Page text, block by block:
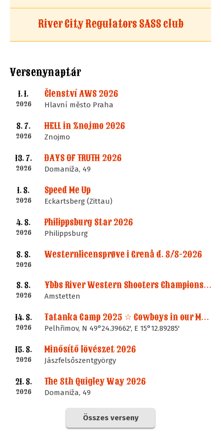
River City Regulators SASS club
Versenynaptár
1. 1.
2026
Členství AWS 2026
Hlavní město Praha
8. 7.
2026
HELL in Znojmo 2026
Znojmo
13. 7.
2026
DAYS OF TRUTH 2026
Domaniža, 49
1. 8.
2026
Speed Me Up
Eckartsberg (Zittau)
4. 8.
2026
Philippsburg Star 2026
Philippsburg
8. 8.
2026
Westernlicensprøve i Grenå d. 8/8-2026
8. 8.
2026
Ybbs River Western Shooters Championship 2026 + LM
Amstetten
14. 8.
2026
Tatanka Camp 2025 ☆ Cowboys in our Memories
Pelhřimov, N 49°24.39662', E 15°12.89285'
15. 8.
2026
Minősítő lövészet 2026
Jászfelsőszentgyörgy
21. 8.
2026
The 8th Quigley Way 2026
Domaniža, 49
Összes verseny